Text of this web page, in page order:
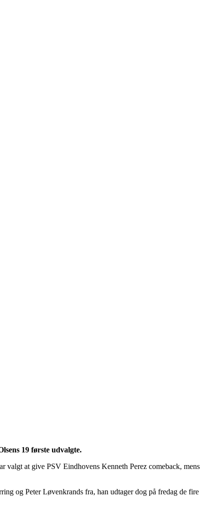
19 første udvalgte.
at give PSV Eindhovens Kenneth Perez comeback, mens
og Peter Løvenkrands fra, han udtager dog på fredag de fire